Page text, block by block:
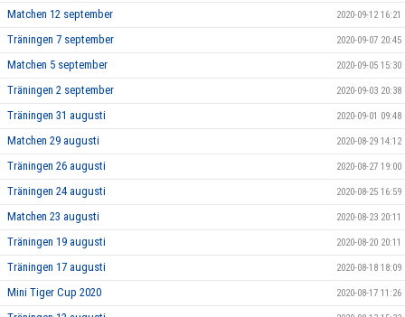
Matchen 12 september 2020-09-12 16:21
Träningen 7 september 2020-09-07 20:45
Matchen 5 september 2020-09-05 15:30
Träningen 2 september 2020-09-03 20:38
Träningen 31 augusti 2020-09-01 09:48
Matchen 29 augusti 2020-08-29 14:12
Träningen 26 augusti 2020-08-27 19:00
Träningen 24 augusti 2020-08-25 16:59
Matchen 23 augusti 2020-08-23 20:11
Träningen 19 augusti 2020-08-20 20:11
Träningen 17 augusti 2020-08-18 18:09
Mini Tiger Cup 2020 2020-08-17 11:26